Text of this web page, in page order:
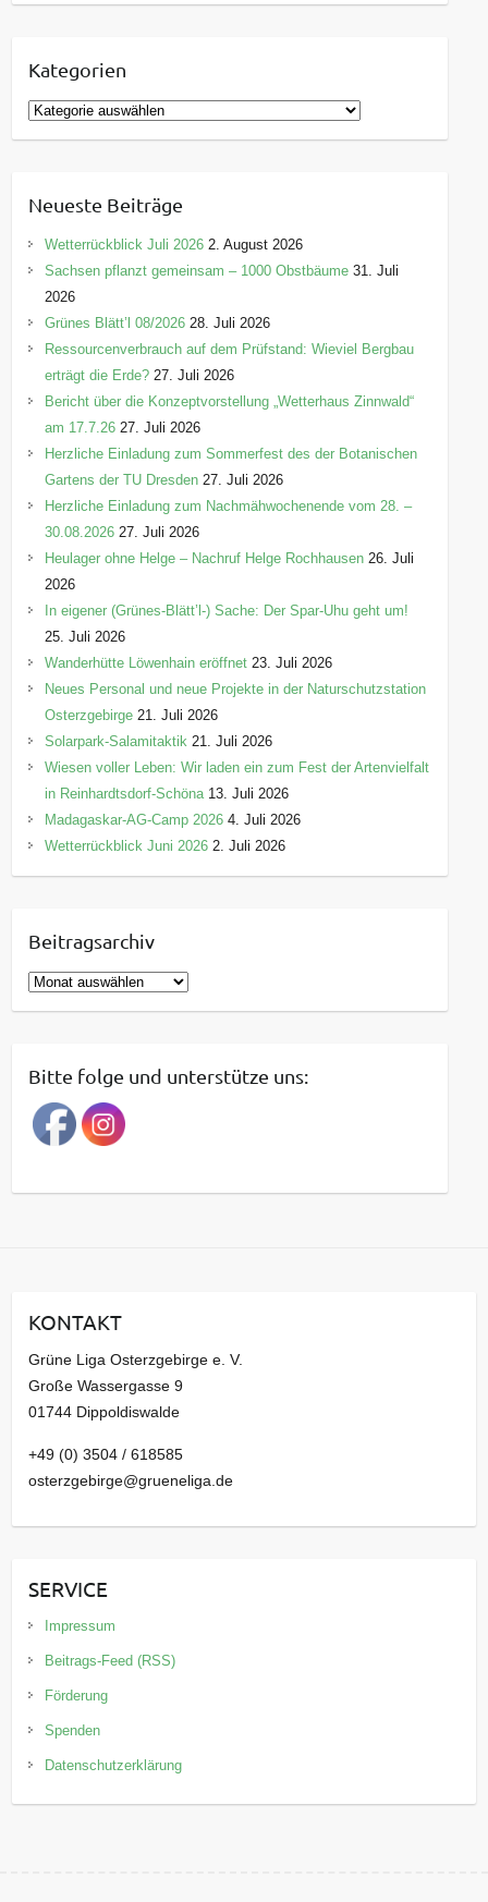
Kategorien
K
a
g
o
r
e
n
Neueste Beiträge
Wetterrückblick Juli 2026 2. August 2026
Sachsen pflanzt gemeinsam – 1000 Obstbäume 31. Juli
2026
Grünes Blätt’l 08/2026 28. Juli 2026
Ressourcenverbrauch auf dem Prüfstand: Wieviel Bergbau
erträgt die Erde? 27. Juli 2026
Bericht über die Konzeptvorstellung „Wetterhaus Zinnwald“
am 17.7.26 27. Juli 2026
Herzliche Einladung zum Sommerfest des der Botanischen
Gartens der TU Dresden 27. Juli 2026
Herzliche Einladung zum Nachmähwochenende vom 28. –
30.08.2026 27. Juli 2026
Heulager ohne Helge – Nachruf Helge Rochhausen 26. Juli
2026
In eigener (Grünes-Blätt’l-) Sache: Der Spar-Uhu geht um!
25. Juli 2026
Wanderhütte Löwenhain eröffnet 23. Juli 2026
Neues Personal und neue Projekte in der Naturschutzstation
Osterzgebirge 21. Juli 2026
Solarpark-Salamitaktik 21. Juli 2026
Wiesen voller Leben: Wir laden ein zum Fest der Artenvielfalt
in Reinhardtsdorf-Schöna 13. Juli 2026
Madagaskar-AG-Camp 2026 4. Juli 2026
Wetterrückblick Juni 2026 2. Juli 2026
Beitragsarchiv
B
e
r
a
g
a
v
Bitte folge und unterstütze uns:
KONTAKT
Grüne Liga Osterzgebirge e. V.
Große Wassergasse 9
01744 Dippoldiswalde
+49 (0) 3504 / 618585
osterzgebirge@grueneliga.de
SERVICE
Impressum
Beitrags-Feed (RSS)
Förderung
Spenden
Datenschutzerklärung